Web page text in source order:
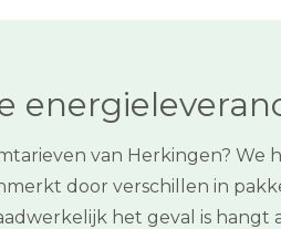
van Herkingen?
door verschillen in
het geval is